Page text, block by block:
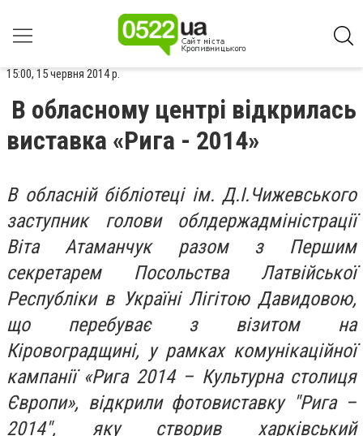
15:00, 15 червня 2014 р.
В обласному центрі відкрилась
виставка «Рига - 2014»
В обласній бібліотеці ім. Д.І.Чижевського
заступник голови облдержадміністрації
Віта Атаманчук разом з Першим
секретарем Посольства Латвійської
Республіки в Україні Лігітою Давидовою,
що перебуває з візитом на
Кіровоградщині, у рамках комунікаційної
кампанії «Рига 2014 – Культурна столиця
Європи», відкрили фотовиставку "Рига –
2014", яку створив харківський